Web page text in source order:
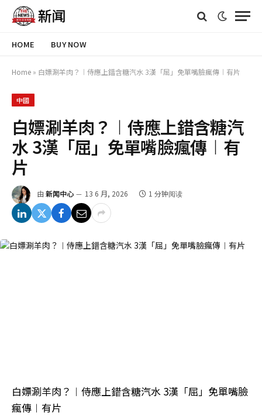
HOME BUY NOW
Home » 白嫖涮羊肉？︱侍應上錯含糖汽水 3漢「屈」免單嘴臉瘋傳︱有片
中國
白嫖涮羊肉？︱侍應上錯含糖汽
水 3漢「屈」免單嘴臉瘋傳︱有
片
由 新闻中心 13 6 月, 2026 1 分钟阅读
白嫖涮羊肉？︱侍應上錯含糖汽水 3漢「屈」免單嘴臉
瘋傳︱有片